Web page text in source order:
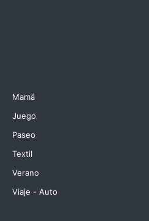
Mamá
Juego
Paseo
Textil
Verano
Viaje - Auto